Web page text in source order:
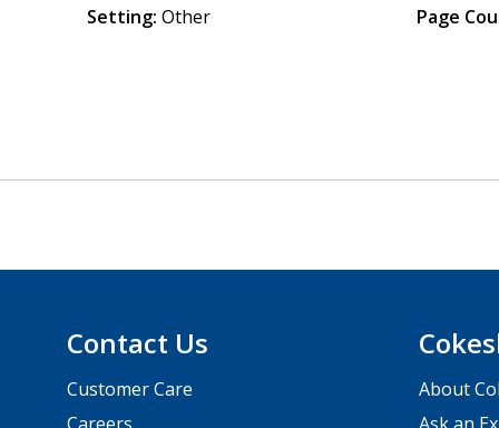
Setting: Other
Page
Contact Us
Customer Care
About